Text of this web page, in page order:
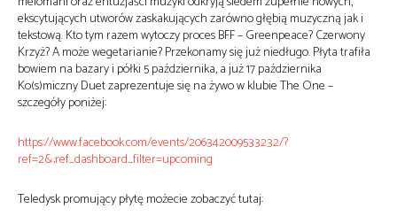
ekscytujących utworów zaskakujących zarówno głębią muzyczną jak i
tekstową. Kto tym razem wytoczy proces BFF – Greenpeace? Czerwony
Krzyż? A może wegetarianie? Przekonamy się już niedługo. Płyta trafiła
bowiem na bazary i półki 5 października, a już 17 października
Ko(s)miczny Duet zaprezentuje się na żywo w klubie The One –
szczegóły poniżej:
https://www.facebook.com/events/206342009533232/?
ref=2&;ref_dashboard_filter=upcoming
Teledysk promujący płytę możecie zobaczyć tutaj: